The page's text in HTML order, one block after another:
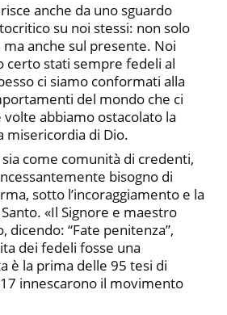
anche da uno sguardo
su noi stessi: non solo
anche sul presente. Noi
certo stati sempre fedeli al
ci siamo conformati alla
del mondo che ci
abbiamo ostacolato la
misericordia di Dio.
come comunità di credenti,
bisogno di
sotto l’incoraggiamento e la
«Il Signore e maestro
dicendo: “Fate penitenza”,
dei fedeli fosse una
è la prima delle 95 tesi di
innescarono il movimento